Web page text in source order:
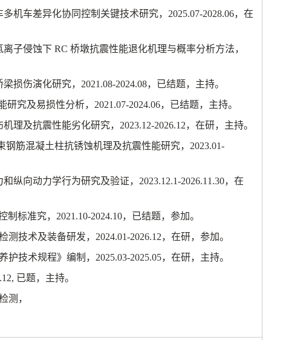
机车差异化协同控制关键技术研究， 2025.07-2028.06，在
离子侵蚀下 RC 桥墩抗震性能退化机理与概率分析方法，
损伤演化研究， 2021.08-2024.08，已结题，主持。
研究及易损性分析， 2021.07-2024.06，已结题，主持。
理及抗震性能劣化研究， 2023.12-2026.12，在研，主持。
钢筋混凝土柱抗锈蚀机理及抗震性能研究， 2023.01-
纵向动力学行为研究及验证， 2023.12.1-2026.11.30，在
制标准究， 2021.10-2024.10，已结题，参加。
测技术及装备研发， 2024.01-2026.12，在研，参加。
护技术规程》编制， 2025.03-2025.05，在研，主持。
已题，主持。
测，